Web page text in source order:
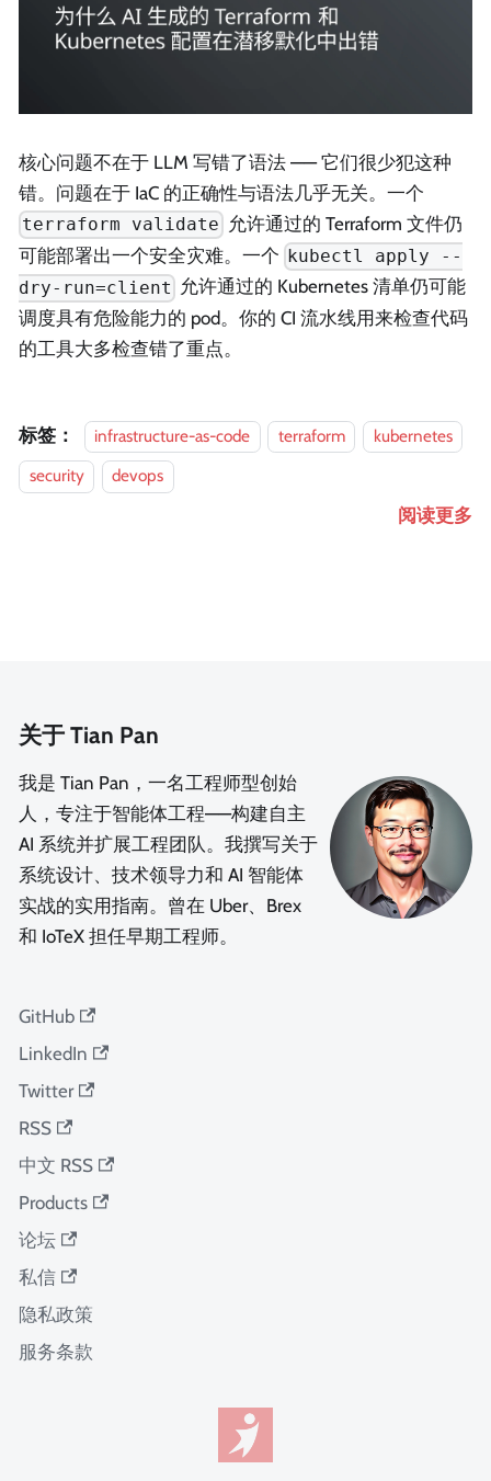
核心问题不在于 LLM 写错了语法 —— 它们很少犯这种
错。问题在于 IaC 的正确性与语法几乎无关。一个
terraform validate 允许通过的 Terraform 文件仍
可能部署出一个安全灾难。一个 kubectl apply --
dry-run=client 允许通过的 Kubernetes 清单仍可能
调度具有危险能力的 pod。你的 CI 流水线用来检查代码
的工具大多检查错了重点。
标签： infrastructure-as-code terraform
kubernetes
security
devops
阅读更多
关于 Tian Pan
我是 Tian Pan，一名工程师型创始
人，专注于智能体工程——构建自主
AI 系统并扩展工程团队。我撰写关于
系统设计、技术领导力和 AI 智能体
实战的实用指南。曾在 Uber、Brex
和 IoTeX 担任早期工程师。
GitHub
LinkedIn
Twitter
RSS
中文 RSS
Products
论坛
私信
隐私政策
服务条款